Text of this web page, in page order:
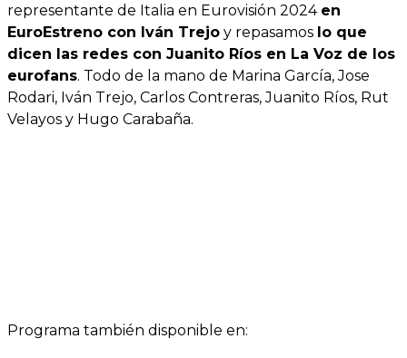
representante de Italia en Eurovisión 2024 en
EuroEstreno con Iván Trejo y repasamos lo que
dicen las redes con Juanito Ríos en La Voz de los
eurofans. Todo de la mano de Marina García, Jose
Rodari, Iván Trejo, Carlos Contreras, Juanito Ríos, Rut
Velayos y Hugo Carabaña.
Programa también disponible en: